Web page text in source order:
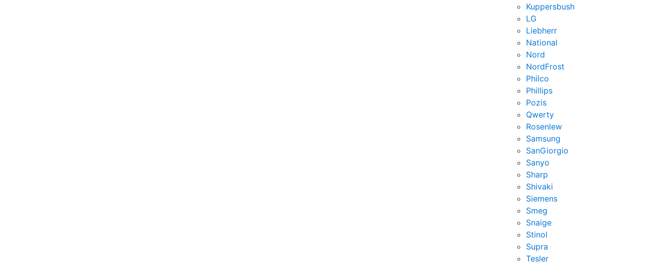
Kuppersbush
LG
Liebherr
National
Nord
NordFrost
Philco
Phillips
Pozis
Qwerty
Rosenlew
Samsung
SanGiorgio
Sanyo
Sharp
Shivaki
Siemens
Smeg
Snaige
Stinol
Supra
Tesler